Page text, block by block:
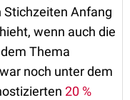
Stichzeiten Anfang
wenn auch die
Thema
noch unter dem
20 %